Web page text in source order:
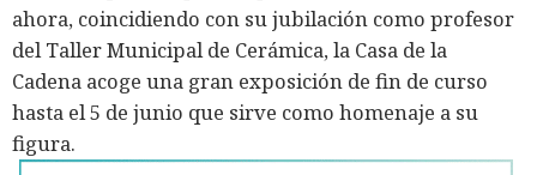
ahora, coincidiendo con su jubilación como profesor
del Taller Municipal de Cerámica, la Casa de la
Cadena acoge una gran exposición de fin de curso
hasta el 5 de junio que sirve como homenaje a su
figura.